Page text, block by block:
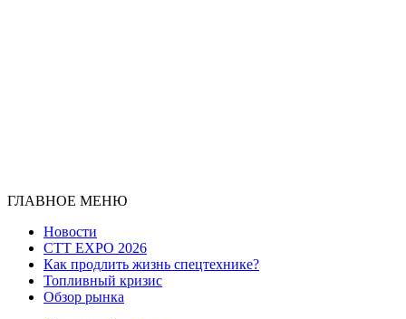
ГЛАВНОЕ МЕНЮ
Новости
CTT EXPO 2026
Как продлить жизнь спецтехнике?
Топливный кризис
Обзор рынка